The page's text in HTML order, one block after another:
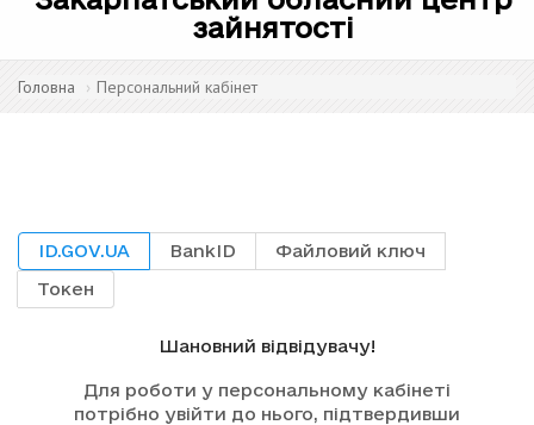
зайнятості
Головна Персональний кабінет
ID.GOV.UA BankID
Файловий ключ
Токен
Шановний відвідувачу!
Для роботи у персональному кабінеті
потрібно увійти до нього, підтвердивши